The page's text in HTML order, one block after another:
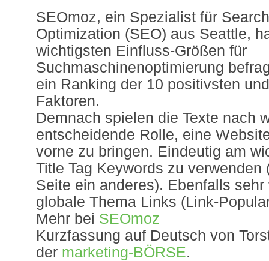
SEOmoz, ein Spezialist für
Optimization (SEO) aus Seattle,
wichtigsten Einfluss-Größen für
Suchmaschinenoptimierung
ein Ranking der 10 positivsten
Faktoren.
Demnach spielen die Texte nach
entscheidende Rolle, eine
vorne zu bringen. Eindeutig am
Title Tag Keywords zu verwenden
Seite ein anderes). Ebenfalls
globale Thema Links (Link-
Mehr bei SEOmoz
Kurzfassung auf Deutsch von
der marketing-BÖRSE.